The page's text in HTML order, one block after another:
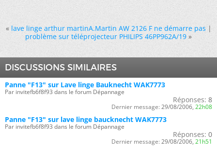
« lave linge arthur martinA.Martin AW 2126 F ne démarre pas|
problème sur téléprojecteur PHILIPS 46PP962A/19 »
DISCUSSIONS SIMILAIRES
Panne "F13" sur Lave linge Bauknecht WAK7773
Par invitefb6f8f93 dans le forum Dépannage
Réponses: 8
Dernier message: 29/08/2006, 22h08
Panne "F13" sur lave linge baucknecht WAK7773
Par invitefb6f8f93 dans le forum Dépannage
Réponses: 0
Dernier message: 29/08/2006, 21h51